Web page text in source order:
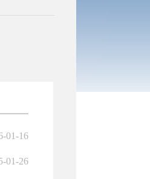
01-16
01-26